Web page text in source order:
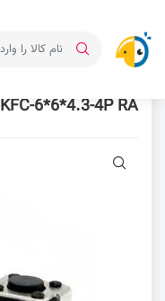
KFC-6*6*4.3-4P RA